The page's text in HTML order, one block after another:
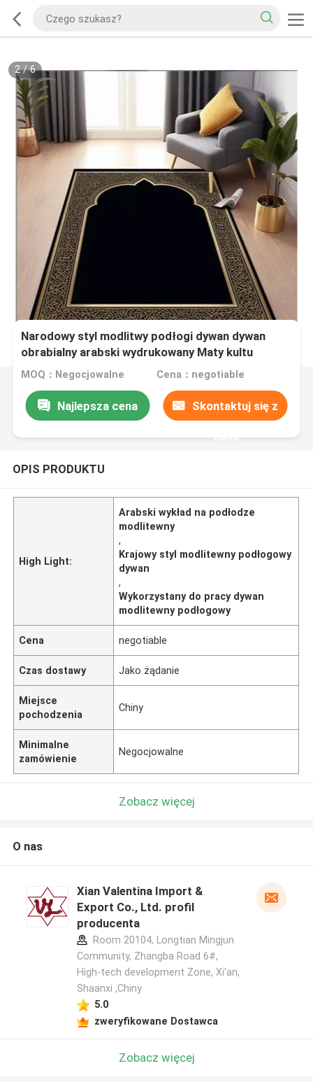
2/6
Narodowy styl modlitwy podłogi dywan dywan
obrabialny arabski wydrukowany Maty kultu
MOQ：Negocjowalne Cena：negotiable
Najlepsza cena Skontaktuj się z
nami
OPIS PRODUKTU
High Light:
Arabski wykład na podłodze
modlitewny
,
Krajowy styl modlitewny podłogowy
dywan
,
Wykorzystany do pracy dywan
modlitewny podłogowy
Cena negotiable
Czas dostawy Jako żądanie
Miejsce
pochodzenia
Chiny
Minimalne
zamówienie
Negocjowalne
Zobacz więcej
O nas
Xian Valentina Import &
Export Co., Ltd. profil
producenta
Room 20104, Longtian Mingjun
Community, Zhangba Road 6#,
High-tech development Zone, Xi'an,
Shaanxi ,Chiny
5.0
zweryfikowane Dostawca
Zobacz więcej